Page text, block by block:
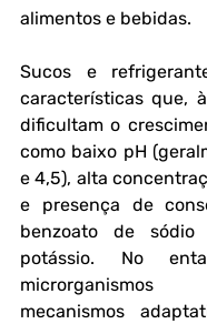
alimentos e bebidas.
Sucos e
características que,
dificultam o
como baixo pH
e 4,5), alta
e presença de
benzoato de
potássio. No
microrganismos
mecanismos